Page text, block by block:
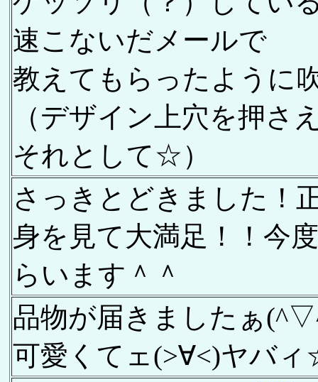
速こないだメールで
教えてもらったように
（デザイン上穴を押さ
それとして☆）
さっきとどきました！
身を見て大満足！！今
らいます＾＾
品物が届きましたぁ
可愛くてェ(>∀<)ヤバ